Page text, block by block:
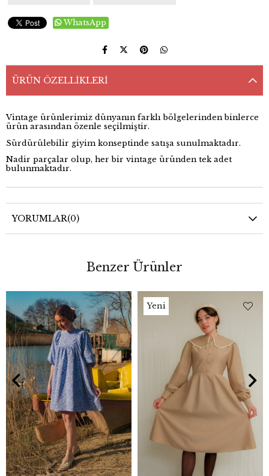
WhatsApp
ÜRÜN ÖZELLIKLERI
Vintage ürünlerimiz dünyanın farklı bölgelerinden binlerce
ürün arasından özenle seçilmiştir.
Sürdürülebilir giyim konseptinde satışa sunulmaktadır.
Nadir parçalar olup, her bir vintage üründen tek adet
bulunmaktadır.
YORUMLAR(0)
Benzer Ürünler
Yeni